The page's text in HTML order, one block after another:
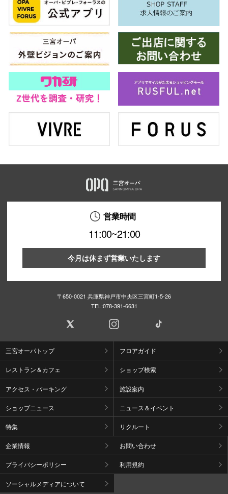
営業時間
11:00~21:00
今月は休まず営業いたします
〒650-0021 兵庫県神戸市中央区三宮町1-5-26
TEL:078-391-6631
三宮オーパトップ フロアガイド
レストラン＆カフェ ショップ検索
アクセス・パーキング 施設案内
ショップニュース ニュース＆イベント
特集 リクルート
企業情報 お問い合わせ
プライバシーポリシー 利用規約
ソーシャルメディアについて